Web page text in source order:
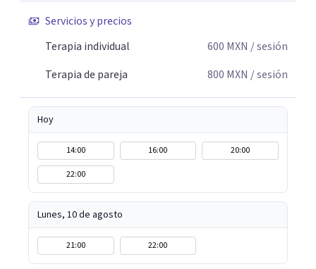
Servicios y precios
Terapia individual
600 MXN / sesión
Terapia de pareja
800 MXN / sesión
Hoy
14:00 16:00
20:00
22:00
Lunes, 10 de agosto
21:00 22:00